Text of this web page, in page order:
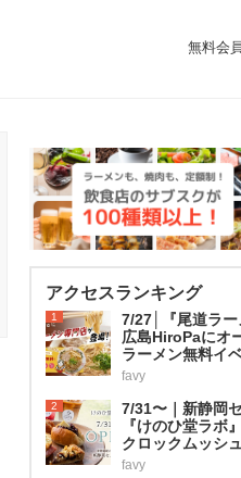
無料会
アクセスランキング
1
7/27│『尾道ラ
広島HiroPaにオ
ラーメン無料イ
favy
2
7/31〜｜新静岡
『けのひ堂ラボ
クロックムッシ
favy